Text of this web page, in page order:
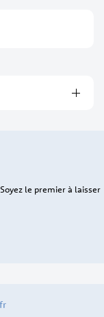
le premier à laisser